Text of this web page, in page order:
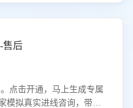
售后
点击开通，马上生成专属
模拟真实进线咨询，带您